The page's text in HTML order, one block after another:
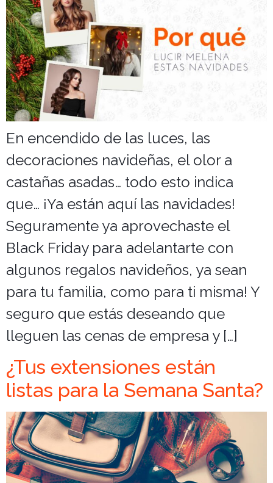
En encendido de las luces, las
decoraciones navideñas, el olor a
castañas asadas… todo esto indica
que… ¡Ya están aquí las navidades!
Seguramente ya aprovechaste el
Black Friday para adelantarte con
algunos regalos navideños, ya sean
para tu familia, como para ti misma! Y
seguro que estás deseando que
lleguen las cenas de empresa y […]
¿Tus extensiones están
listas para la Semana Santa?